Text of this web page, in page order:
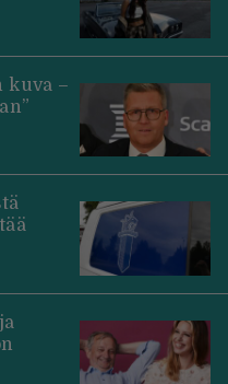
kuva –